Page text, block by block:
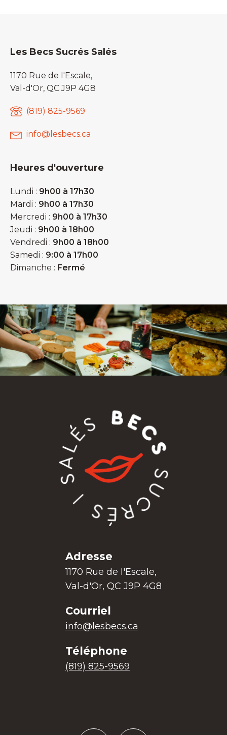
Les Becs Sucrés Salés
1170 Rue de l'Escale,
Val-d'Or, QC J9P 4G8
(819) 825-9569
info@lesbecs.ca
Heures d'ouverture
Lundi : 9h00 à 17h30
Mardi : 9h00 à 17h30
Mercredi : 9h00 à 17h30
Jeudi : 9h00 à 18h00
Vendredi : 9h00 à 18h00
Samedi : 9:00 à 17h00
Dimanche : Fermé
Adresse
1170 Rue de l'Escale,
Val-d'Or, QC J9P 4G8
Courriel
info@lesbecs.ca
Téléphone
(819) 825-9569